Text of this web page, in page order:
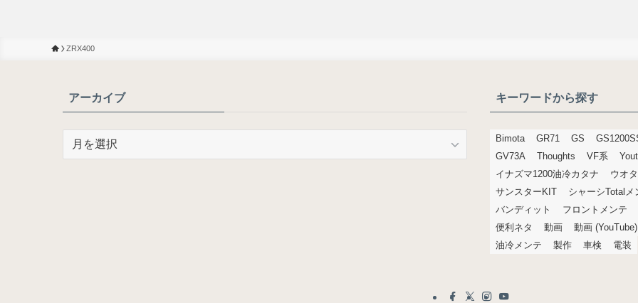
ZRX400
アーカイブ キーワードから探す
Bimota GR71 GS
GV73A
Thoughts VF系
イナズマ1200油冷カタナ
ウオ
サンスターKIT
シャーシTotalメ
バンディット
フロントメンテ
便利ネタ
動画
動画 (YouTube)
油冷メンテ
製作 車検 電装